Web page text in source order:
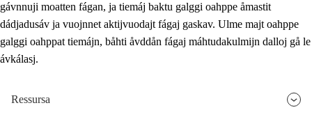
2.5 Doaresfágalasj tiemá
gávnnuji moatten fágan, ja tiemáj baktu galggi oahppe åmastit
dádjadusáv ja vuojnnet aktijvuodajt fágaj gaskav. Ulme majt oahppe
galggi oahppat tiemájn, båhti åvddån fágaj máhtudakulmijn dalloj gå le
ávkálasj.
Ressursa